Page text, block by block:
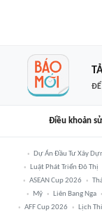
ĐỂ
Điều khoản
Dự Án Đầu Tư Xây
Luật Phát Triển Đô Thị
ASEAN Cup 2026
Mỹ
Liên Bang Nga
AFF Cup 2026
Lịch